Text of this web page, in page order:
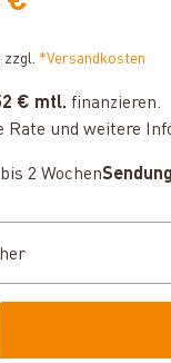
zzgl. *Versandkosten
€ mtl. finanzieren.
Rate und weitere
2 Wochen